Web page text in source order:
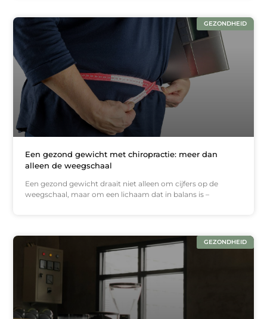
GEZONDHEID
Een gezond gewicht met chiropractie: meer dan
alleen de weegschaal
Een gezond gewicht draait niet alleen om cijfers op de
weegschaal, maar om een lichaam dat in balans is –
GEZONDHEID